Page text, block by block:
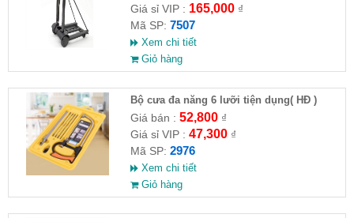
Giá sỉ VIP : 165,000₫
Mã SP: 7507
Xem chi tiết
Giỏ hàng
Bộ cưa đa năng 6 lưỡi tiện dụng( HĐ )
Giá bán : 52,800₫
Giá sỉ VIP : 47,300₫
Mã SP: 2976
Xem chi tiết
Giỏ hàng